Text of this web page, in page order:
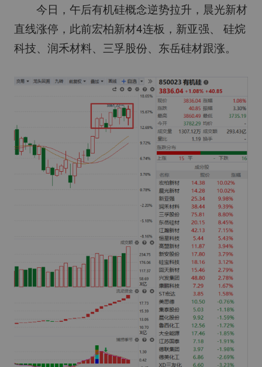
今日，午后有机硅概念逆势拉升，晨光新材
直线涨停，此前宏柏新材4连板，新亚强、 硅烷
科技、润禾材料、三孚股份、东岳硅材跟涨。